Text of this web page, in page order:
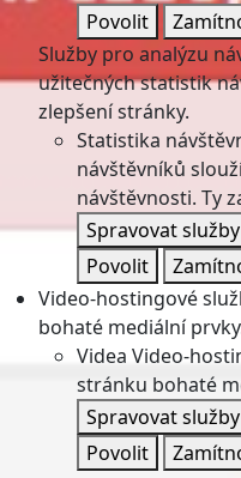
Povolit
Služby pro analýzu
užitečných statistik
zlepšení stránky.
Statistika
návštěvníků
návštěvnosti. Ty
Spravovat služby
Povolit
Video-hostingové
bohaté mediální
Videa Video-
stránku bohaté
Spravovat služby
Povolit